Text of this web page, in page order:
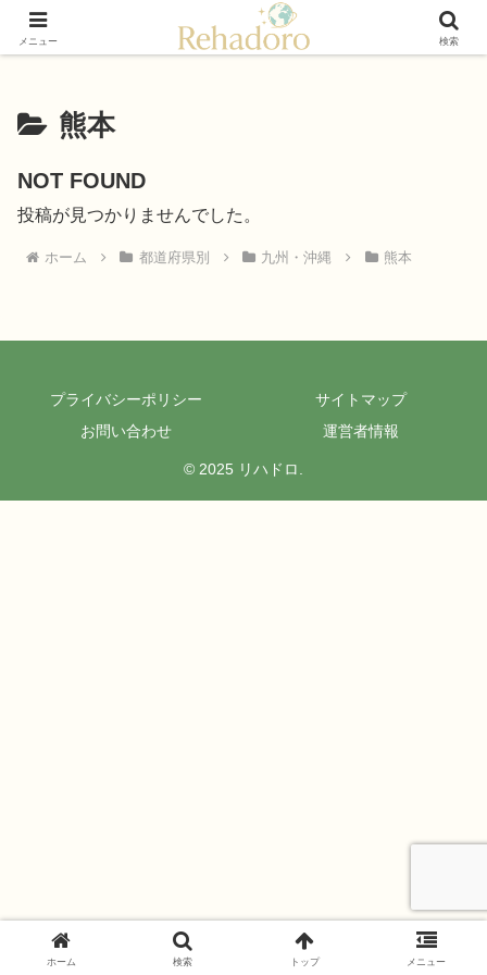
癒しと再発見の“黄金旅”ガイド
熊本
NOT FOUND
投稿が見つかりませんでした。
ホーム 都道府県別 九州・沖縄 熊本
プライバシーポリシー
サイトマップ
お問い合わせ
運営者情報
© 2025 リハドロ.
メニュー 検索
ホーム 検索 トップ メニュー